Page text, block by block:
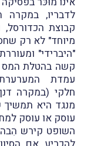
לדבריו, במקרה
קבוצת
מיוחד" לא רק
"היברידי"
קשה בהטלת המס
עמדת
מנגד היא
עוסק או עוסק
השופט קירש